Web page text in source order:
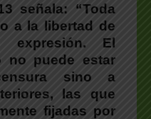
señala: “Toda
a la libertad de
expresión. El
no puede estar
sino a
las que
fijadas por